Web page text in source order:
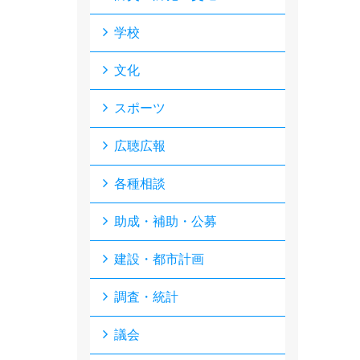
学校
文化
スポーツ
広聴広報
各種相談
助成・補助・公募
建設・都市計画
調査・統計
議会